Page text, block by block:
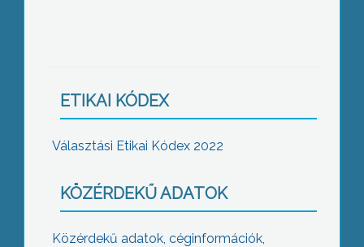
ETIKAI KÓDEX
Választási Etikai Kódex 2022
KÖZÉRDEKŰ ADATOK
Közérdekű adatok, céginformációk,